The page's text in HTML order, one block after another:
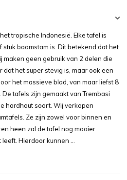
tropische Indonesië. Elke tafel is
stuk boomstam is. Dit betekend dat het
maken geen gebruik van 2 delen die
dat het super stevig is, maar ook een
het massieve blad, van maar liefst 8
tafels zijn gemaakt van Trembasi
hardhout soort. Wij verkopen
Ze zijn zowel voor binnen en
heen zal de tafel nog mooier
Hierdoor kunnen ...